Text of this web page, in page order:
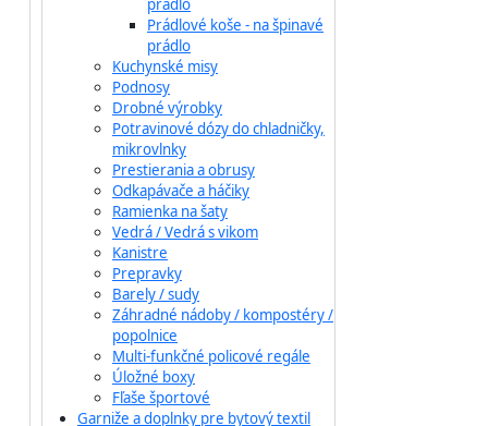
prádlo
Prádlové koše - na špinavé
prádlo
Kuchynské misy
Podnosy
Drobné výrobky
Potravinové dózy do chladničky,
mikrovlnky
Prestierania a obrusy
Odkapávače a háčiky
Ramienka na šaty
Vedrá / Vedrá s vikom
Kanistre
Prepravky
Barely / sudy
Záhradné nádoby / kompostéry /
popolnice
Multi-funkčné policové regále
Úložné boxy
Fľaše športové
Garniže a doplnky pre bytový textil